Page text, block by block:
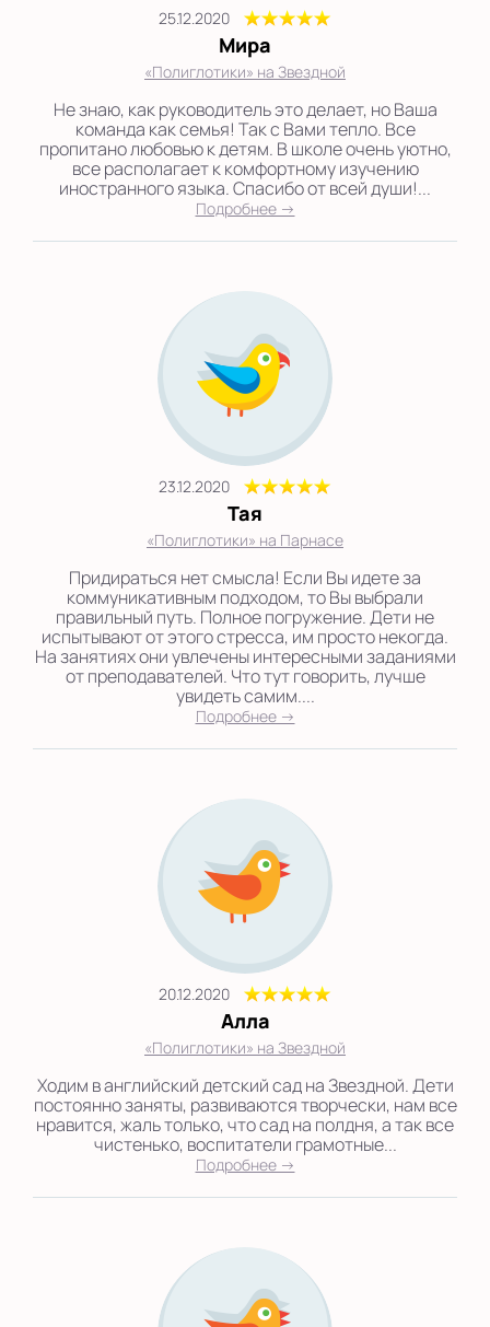
25.12.2020
Мира
«Полиглотики» на Звездной
Не знаю, как руководитель это делает, но Ваша
команда как семья! Так с Вами тепло. Все
пропитано любовью к детям. В школе очень уютно,
все располагает к комфортному изучению
иностранного языка. Спасибо от всей души!...
Подробнее →
23.12.2020
Тая
«Полиглотики» на Парнасе
Придираться нет смысла! Если Вы идете за
коммуникативным подходом, то Вы выбрали
правильный путь. Полное погружение. Дети не
испытывают от этого стресса, им просто некогда.
На занятиях они увлечены интересными заданиями
от преподавателей. Что тут говорить, лучше
увидеть самим....
Подробнее →
20.12.2020
Алла
«Полиглотики» на Звездной
Ходим в английский детский сад на Звездной. Дети
постоянно заняты, развиваются творчески, нам все
нравится, жаль только, что сад на полдня, а так все
чистенько, воспитатели грамотные...
Подробнее →